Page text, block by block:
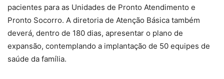
pacientes para as Unidades de Pronto Atendimento e
Pronto Socorro. A diretoria de Atenção Básica também
deverá, dentro de 180 dias, apresentar o plano de
expansão, contemplando a implantação de 50 equipes de
saúde da família.